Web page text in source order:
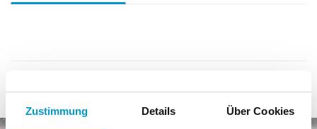
Zustimmung Details Über Cookies